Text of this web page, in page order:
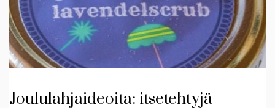
Joululahjaideoita: itsetehtyjä